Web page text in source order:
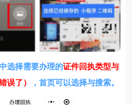
选择需要办理的证件回执类型与
误了）
，首页可以选择与搜索。